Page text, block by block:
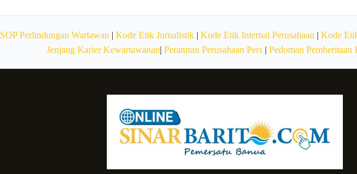
SOP Perlindungan Wartawan | Kode Etik Jurnalistik | Kode Etik Internal Perusahaan | Kode
Jenjang Karier Kewartawanan| Peraturan Perusahaan Pers| Pedoman Pemberitaan